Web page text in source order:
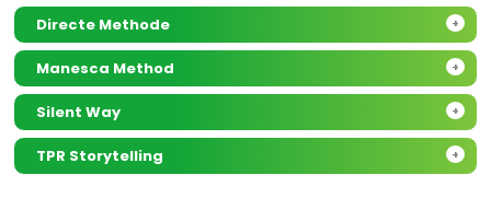
Directe Methode +
Manesca Method +
Silent Way +
TPR Storytelling +